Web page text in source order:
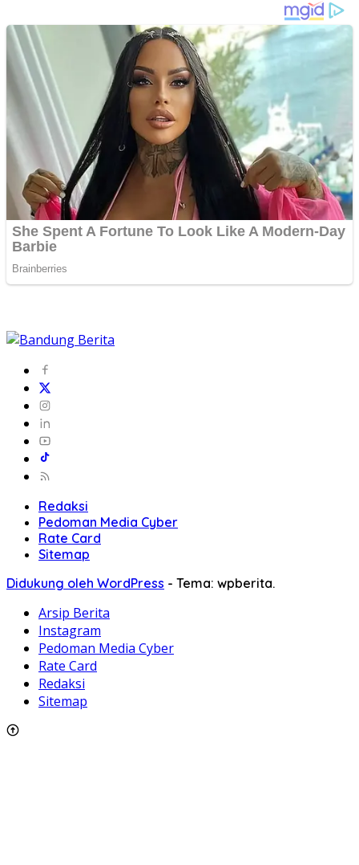
Redaksi
Pedoman Media Cyber
Rate Card
Sitemap
Didukung oleh WordPress - Tema: wpberita.
Arsip Berita
Instagram
Pedoman Media Cyber
Rate Card
Redaksi
Sitemap